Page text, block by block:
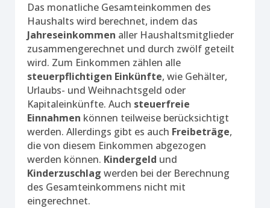
Das monatliche Gesamteinkommen des
Haushalts wird berechnet, indem das
Jahreseinkommen aller Haushaltsmitglieder
zusammengerechnet und durch zwölf geteilt
wird. Zum Einkommen zählen alle
steuerpflichtigen Einkünfte, wie Gehälter,
Urlaubs- und Weihnachtsgeld oder
Kapitaleinkünfte. Auch steuerfreie
Einnahmen können teilweise berücksichtigt
werden. Allerdings gibt es auch Freibeträge,
die von diesem Einkommen abgezogen
werden können. Kindergeld und
Kinderzuschlag werden bei der Berechnung
des Gesamteinkommens nicht mit
eingerechnet.